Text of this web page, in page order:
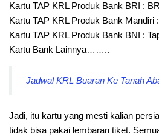
Kartu TAP KRL Produk Bank BRI :
Kartu TAP KRL Produk Bank Mandiri
Kartu TAP KRL Produk Bank BNI :
Kartu Bank Lainnya……..
Jadwal KRL Buaran Ke Tanah
Jadi, itu kartu yang mesti kalian
tidak bisa pakai lembaran tiket.